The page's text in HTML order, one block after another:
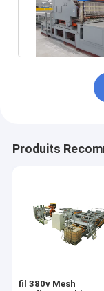
Produits
fil 380v Mesh